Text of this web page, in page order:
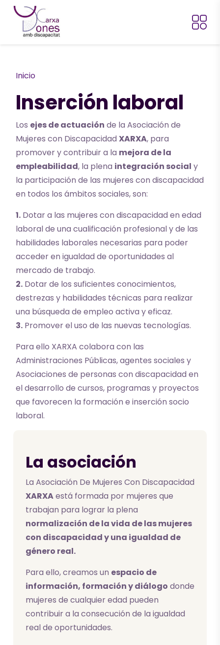
Pasar al contenido principal
Ruta de navegación
Inicio
Inserción laboral
Los ejes de actuación de la Asociación de
Mujeres con Discapacidad XARXA, para
promover y contribuir a la mejora de la
empleabilidad, la plena integración social y
la participación de las mujeres con discapacidad
en todos los ámbitos sociales, son:
1. Dotar a las mujeres con discapacidad en edad
laboral de una cualificación profesional y de las
habilidades laborales necesarias para poder
acceder en igualdad de oportunidades al
mercado de trabajo.
2. Dotar de los suficientes conocimientos,
destrezas y habilidades técnicas para realizar
una búsqueda de empleo activa y eficaz.
3. Promover el uso de las nuevas tecnologías.
Para ello XARXA colabora con las
Administraciones Públicas, agentes sociales y
Asociaciones de personas con discapacidad en
el desarrollo de cursos, programas y proyectos
que favorecen la formación e inserción socio
laboral.
La asociación
La Asociación De Mujeres Con Discapacidad
XARXAestá formada por mujeres que
trabajan para lograr la plena
normalización de la vida de las mujeres
con discapacidad y una igualdad de
género real.
Para ello, creamos un espacio de
información, formación y diálogo donde
mujeres de cualquier edad pueden
contribuir a la consecución de la igualdad
real de oportunidades.